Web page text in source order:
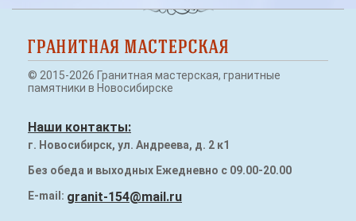
Эксклюзивные памятники
Экономные памятники
Фигурные памятники
Элитные памятники
© 2015-2026 Гранитная мастерская, гранитные
памятники в Новосибирске
Наши контакты:
г. Новосибирск, ул. Андреева, д. 2 к1
Без обеда и выходных Ежедневно с 09.00-20.00
E-mail: granit-154@mail.ru